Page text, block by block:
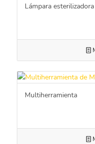
Lámpara esterilizadora
Multiherramienta